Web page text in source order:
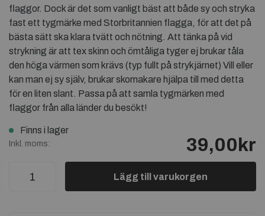
flaggor. Dock är det som vanligt bäst att både sy och stryka
fast ett tygmärke med Storbritannien flagga, för att det på
bästa sätt ska klara tvätt och nötning. Att tänka på vid
strykning är att tex skinn och ömtåliga tyger ej brukar tåla
den höga värmen som krävs (typ fullt på strykjärnet) Vill eller
kan man ej sy själv, brukar skomakare hjälpa till med detta
för en liten slant. Passa på att samla tygmärken med
flaggor från alla länder du besökt!
Finns i lager
Inkl. moms: 39,00kr
Lägg till varukorgen